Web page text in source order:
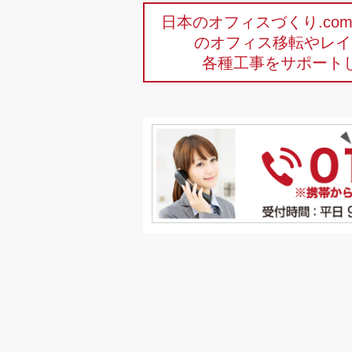
日本のオフィスづくり
のオフィス移転やレ
各種工事をサポート